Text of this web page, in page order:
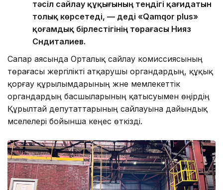
тәсіл сайлау құқығының теңдігі қағидатын
толық көрсетеді, — деді «Qamqor plus»
қоғамдық бірлестігінің төрағасы Нияз
Сүндиталиев.
Сапар аясында Орталық сайлау комиссиясының
төрағасы жергілікті атқарушы органдардың, құқық
қорғау құрылымдарының және мемлекеттік
органдардың басшыларының қатысуымен өңірдің
Құрылтай депутаттарының сайлауына дайындық
мәселелері бойынша кеңес өткізді.